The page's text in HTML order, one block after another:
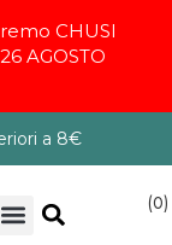
CHUSI
AGOSTO
a 8€
(0)